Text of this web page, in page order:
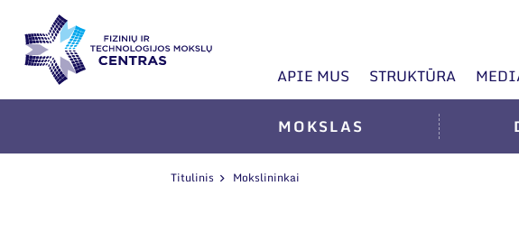
APIE MUS STRUKTŪRA
MOKSLAS
Titulinis Mokslininkai